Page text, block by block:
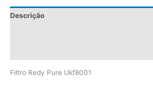
Descrição
Filtro Redy Pure Ukf8001